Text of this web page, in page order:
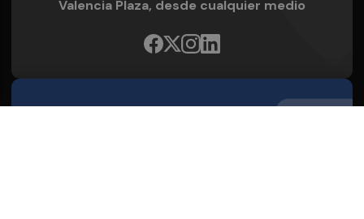
Valencia Plaza, desde cualquier medio
Quienes Somos